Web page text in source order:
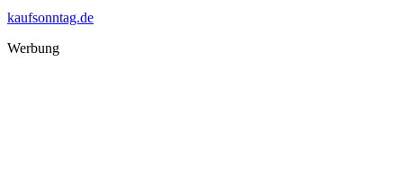
kaufsonntag.de
Werbung